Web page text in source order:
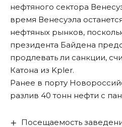
нефтяного сектора
время Венесуэла
нефтяных рынков,
президента Байдена
продлевать ли санкции,
Катона из Kpler.
Ранее в порту
разлив 40 тонн нефти с
Посещаемость